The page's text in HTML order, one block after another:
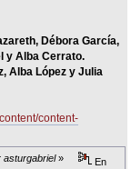
Débora García,
y Alba Cerrato.
Alba López y Julia
content-
asturgabriel»
En